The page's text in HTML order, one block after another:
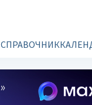
СПРАВОЧНИК